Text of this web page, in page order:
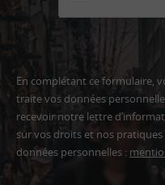
En complétant ce formulaire,
traite vos données
recevoir notre lettre
sur vos droits et nos
données personnelles :